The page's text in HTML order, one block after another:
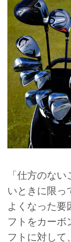
「仕方のな
いときに限っ
よくなった要
フトをカーボ
フトに対して